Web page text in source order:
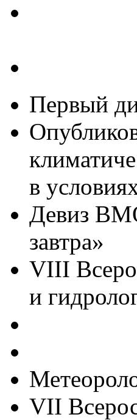
Первый
в
Девиз
завтра»
VIII
и
VII